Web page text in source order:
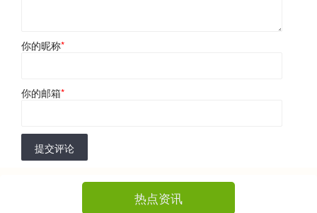
你的昵称*
你的邮箱*
提交评论
热点资讯